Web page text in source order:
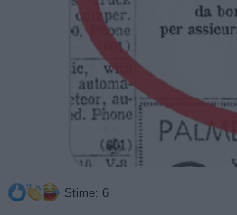
Stime: 6